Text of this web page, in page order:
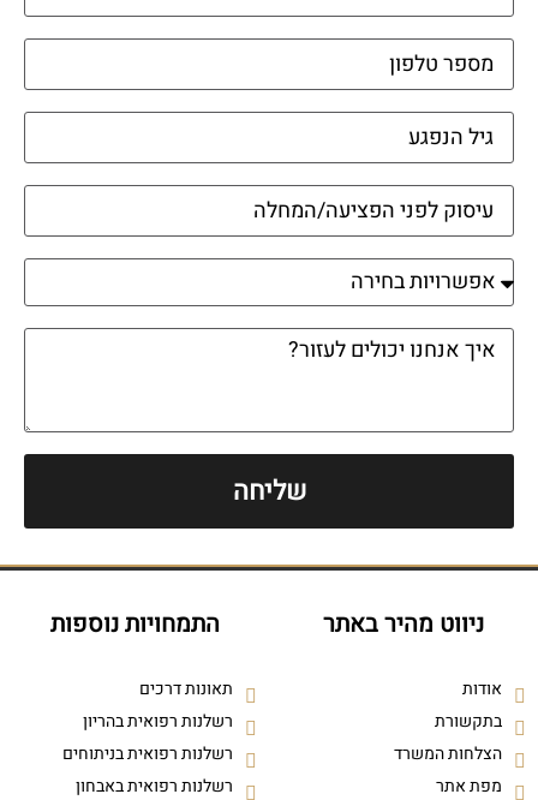
שליחה
ניווט מהיר באתר
אודות
בתקשורת
הצלחות המשרד
מפת אתר
התמחויות נוספות
תאונות דרכים
רשלנות רפואית בהריון
רשלנות רפואית בניתוחים
רשלנות רפואית באבחון